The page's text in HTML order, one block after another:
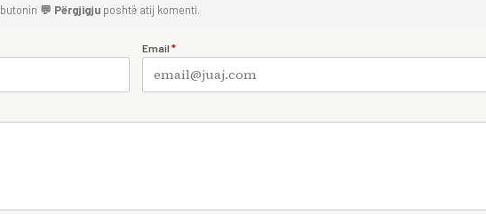
💬 Përgjigju poshtë atij komenti.
Email *